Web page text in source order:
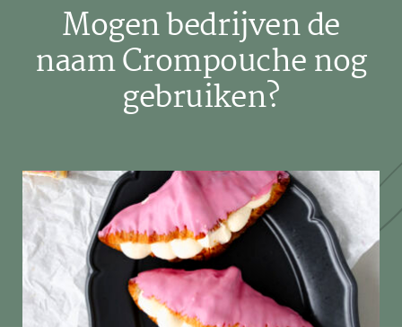
Mogen bedrijven de
naam Crompouche nog
gebruiken?